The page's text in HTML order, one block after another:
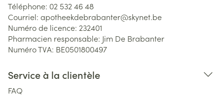
Téléphone: 02 532 46 48
Courriel: apotheekdebrabanter@skynet.be
Numéro de licence: 232401
Pharmacien responsable: Jim De Brabanter
Numéro TVA: BE0501800497
Service à la clientèle
FAQ